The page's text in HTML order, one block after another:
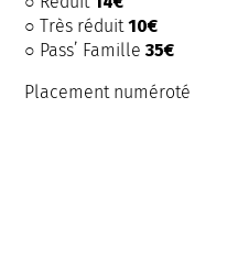
○ Très réduit10€
○ Pass’ Famille 35€
Placement numéroté